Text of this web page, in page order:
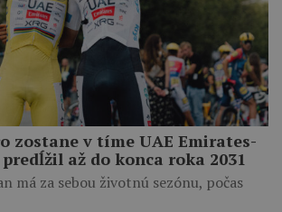
zostane v tíme UAE Emirates-
až do konca roka 2031
má za sebou životnú sezónu, počas